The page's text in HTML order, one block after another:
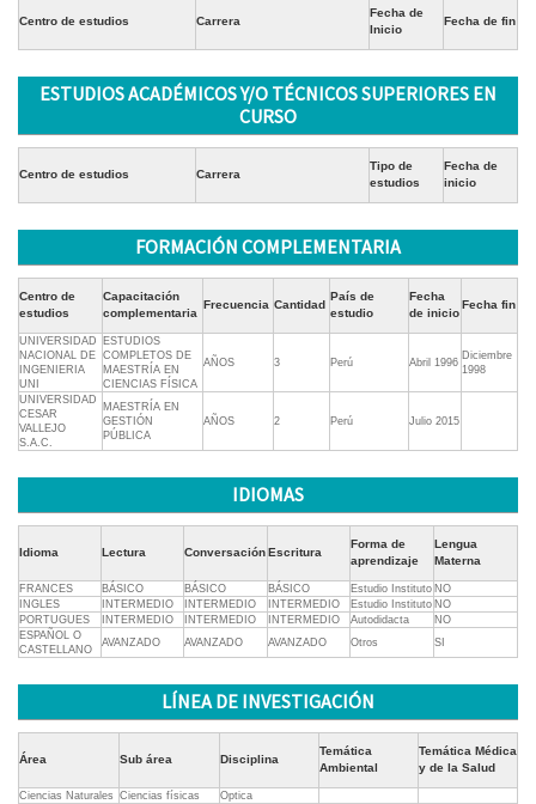
Centro de estudios Carrera
Fecha de
Inicio
Fecha de fin
ESTUDIOS ACADÉMICOS Y/O TÉCNICOS SUPERIORES EN
CURSO
Centro de estudios Carrera
Tipo de
estudios
Fecha de
inicio
FORMACIÓN COMPLEMENTARIA
Centro de
estudios
Capacitación
complementaria
Frecuencia Cantidad
País de
estudio
Fecha
de inicio
Fecha fin
UNIVERSIDAD
NACIONAL DE
INGENIERIA
UNI
ESTUDIOS
COMPLETOS DE
MAESTRÍA EN
CIENCIAS FÍSICA
AÑOS 3 Perú Abril 1996
Diciembre
1998
UNIVERSIDAD
CESAR
VALLEJO
S.A.C.
MAESTRÍA EN
GESTIÓN
PÚBLICA
AÑOS 2 Perú Julio 2015
IDIOMAS
Idioma Lectura ConversaciónEscritura
Forma de
aprendizaje
Lengua
Materna
FRANCES BÁSICO BÁSICO BÁSICO Estudio Instituto NO
INGLES
INTERMEDIO INTERMEDIO INTERMEDIO Estudio Instituto NO
PORTUGUES
INTERMEDIO INTERMEDIO INTERMEDIO Autodidacta
NO
ESPAÑOL O
CASTELLANO
AVANZADO AVANZADO AVANZADO Otros SI
LÍNEA DE INVESTIGACIÓN
Área Sub área Disciplina
Temática
Ambiental
Temática Médica
y de la Salud
Ciencias Naturales Ciencias físicas
Optica